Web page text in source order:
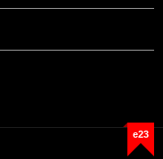
e23